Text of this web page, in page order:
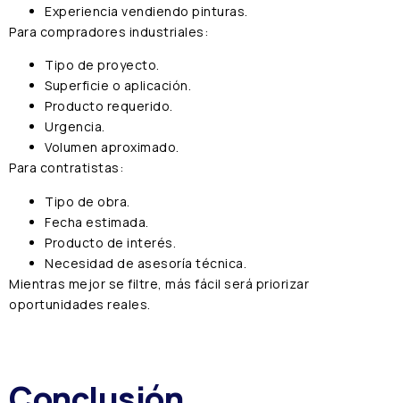
Experiencia vendiendo pinturas.
Para compradores industriales:
Tipo de proyecto.
Superficie o aplicación.
Producto requerido.
Urgencia.
Volumen aproximado.
Para contratistas:
Tipo de obra.
Fecha estimada.
Producto de interés.
Necesidad de asesoría técnica.
Mientras mejor se filtre, más fácil será priorizar
oportunidades reales.